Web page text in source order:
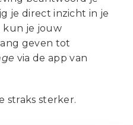
je direct inzicht in je
kun je jouw
geven tot
via de app van
straks sterker.